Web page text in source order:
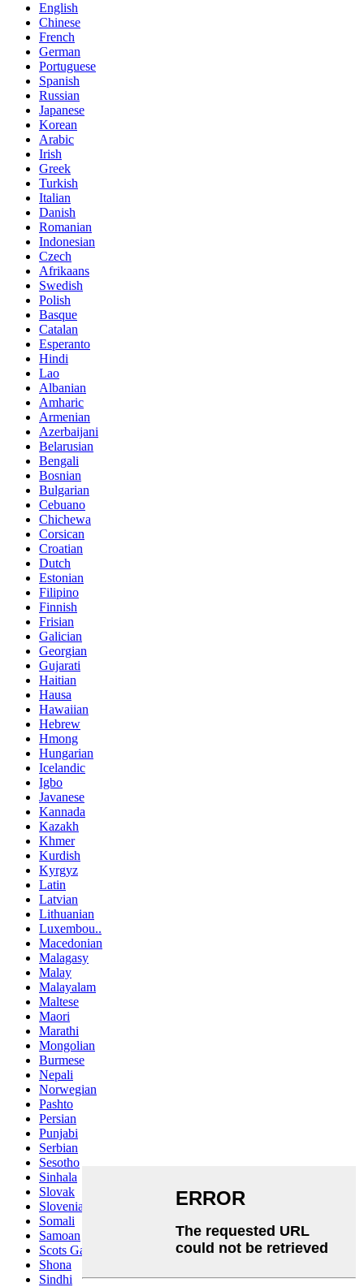
English
Chinese
French
German
Portuguese
Spanish
Russian
Japanese
Korean
Arabic
Irish
Greek
Turkish
Italian
Danish
Romanian
Indonesian
Czech
Afrikaans
Swedish
Polish
Basque
Catalan
Esperanto
Hindi
Lao
Albanian
Amharic
Armenian
Azerbaijani
Belarusian
Bengali
Bosnian
Bulgarian
Cebuano
Chichewa
Corsican
Croatian
Dutch
Estonian
Filipino
Finnish
Frisian
Galician
Georgian
Gujarati
Haitian
Hausa
Hawaiian
Hebrew
Hmong
Hungarian
Icelandic
Igbo
Javanese
Kannada
Kazakh
Khmer
Kurdish
Kyrgyz
Latin
Latvian
Lithuanian
Luxembou..
Macedonian
Malagasy
Malay
Malayalam
Maltese
Maori
Marathi
Mongolian
Burmese
Nepali
Norwegian
Pashto
Persian
Punjabi
Serbian
Sesotho
Sinhala
Slovak
Slovenian
Somali
Samoan
Scots Gaelic
Shona
Sindhi